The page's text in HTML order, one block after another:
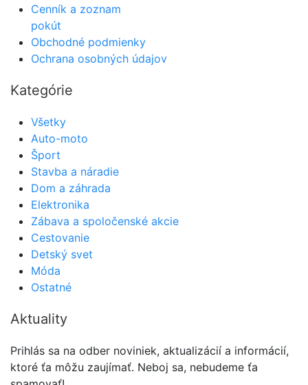
Cenník a zoznam
pokút
Obchodné podmienky
Ochrana osobných údajov
Kategórie
Všetky
Auto-moto
Šport
Stavba a náradie
Dom a záhrada
Elektronika
Zábava a spoločenské akcie
Cestovanie
Detský svet
Móda
Ostatné
Aktuality
Prihlás sa na odber noviniek, aktualizácií a informácií,
ktoré ťa môžu zaujímať. Neboj sa, nebudeme ťa